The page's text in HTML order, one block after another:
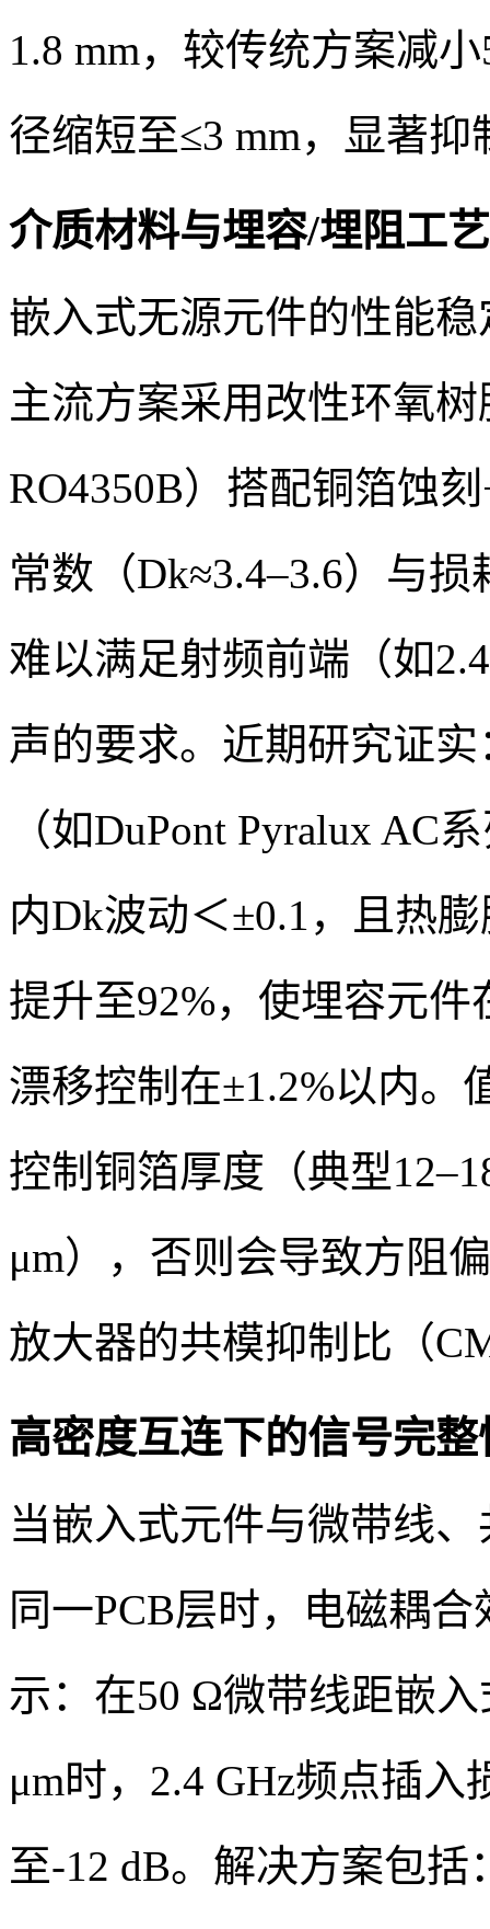
1.8 mm，较传统方案减
径缩短至≤3 mm，显著
介质材料与埋容/埋阻工
嵌入式无源元件的性能
主流方案采用改性环氧树
RO4350B）搭配铜箔蚀
常数（Dk≈3.4–3.6）与
难以满足射频前端（如
声的要求。近期研究证
（如DuPont Pyralux AC
内Dk波动＜±0.1，且热
提升至92%，使埋容元
漂移控制在±1.2%以内。
控制铜箔厚度（典型
μm），否则会导致方阻
放大器的共模抑制比（
高密度互连下的信号完整
当嵌入式元件与微带线
同一PCB层时，电磁耦
示：在50 Ω微带线距嵌
μm时，2.4 GHz频点插
至-12 dB。解决方案包